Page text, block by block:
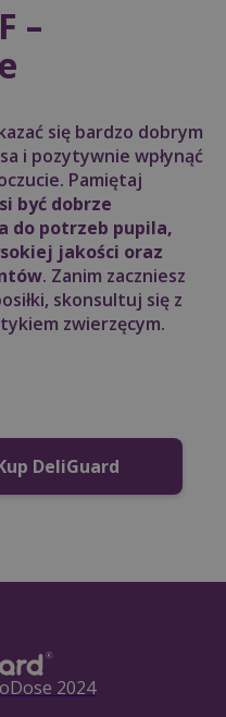
–
się bardzo dobrym
i pozytywnie wpłynąć
Pamiętaj
być dobrze
do potrzeb pupila,
jakości oraz
. Zanim zaczniesz
skonsultuj się z
zwierzęcym.
DeliGuard
2024